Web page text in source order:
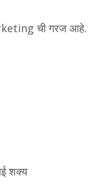
ची गरज आहे.
शक्य